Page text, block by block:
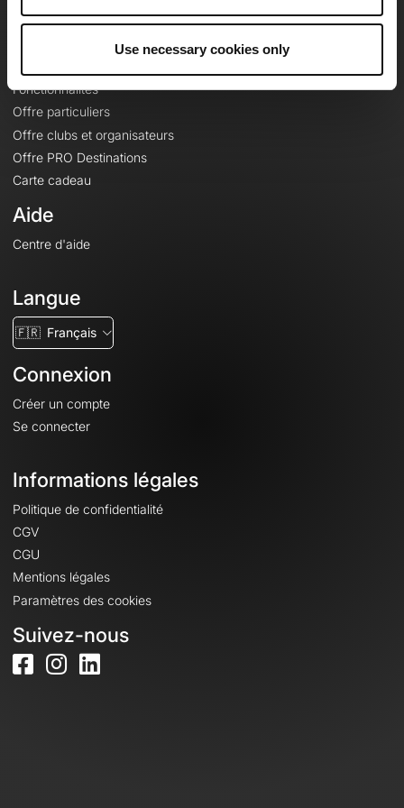
Use necessary cookies only
Fonctionnalités
Offre particuliers
Offre clubs et organisateurs
Offre PRO Destinations
Carte cadeau
Aide
Centre d'aide
Langue
🇫🇷 Français
Connexion
Créer un compte
Se connecter
Informations légales
Politique de confidentialité
CGV
CGU
Mentions légales
Paramètres des cookies
Suivez-nous